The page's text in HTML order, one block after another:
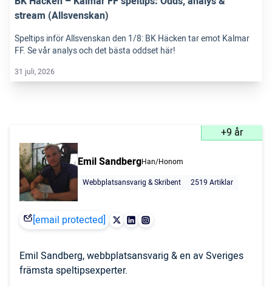
stream (Allsvenskan)
Speltips inför Allsvenskan den 1/8: BK Häcken tar emot Kalmar
FF. Se vår analys och det bästa oddset här!
31 juli, 2026
+9 år
Emil SandbergHan/Honom
Webbplatsansvarig & Skribent
2519 Artiklar
[email protected]
Emil Sandberg, webbplatsansvarig & en av Sveriges
främsta speltipsexperter.